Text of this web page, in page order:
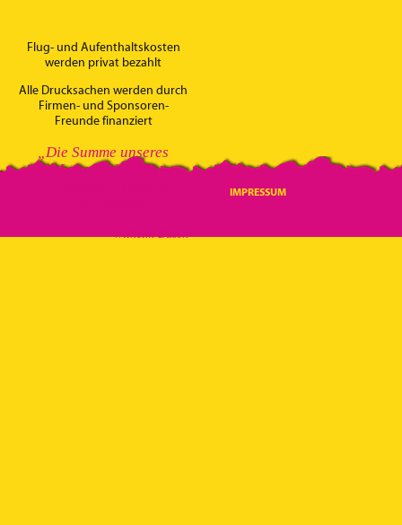
Flug- und Aufenthaltskosten
werden privat bezahlt
Alle Drucksachen werden durch
Firmen- und Sponsoren-
Freunde finanziert
„Die Summe unseres
Lebens sind die
Wilhelm Busch
IMPRESSUM